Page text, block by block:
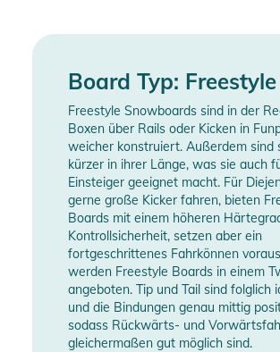
Board Typ: Freestyle
Freestyle Snowboards sind in der
Boxen über Rails oder Kicken in
weicher konstruiert. Außerdem sind
kürzer in ihrer Länge, was sie auch
Einsteiger geeignet macht. Für
gerne große Kicker fahren, bieten
Boards mit einem höheren
Kontrollsicherheit, setzen aber ein
fortgeschrittenes Fahrkönnen
werden Freestyle Boards in einem
angeboten. Tip und Tail sind folglich
und die Bindungen genau mittig
sodass Rückwärts- und
gleichermaßen gut möglich sind.